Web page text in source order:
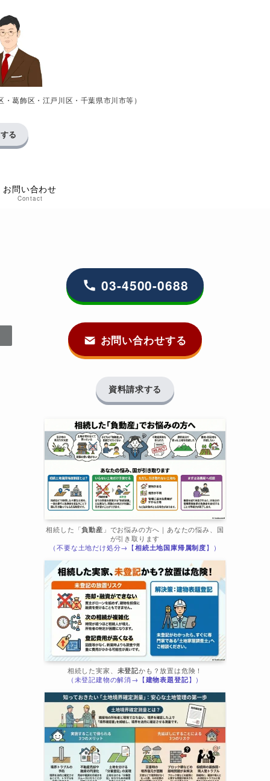
葛飾区・江戸川区・千葉県市川市等）
お問い合わせ
Contact
る
03-4500-0688
お問い合わせする
資料請求する
相続した「負動産 」でお悩みの方へ｜あなたの悩み、国
が引き取ります
（不要な土地だけ処分→【相続土地国庫帰属制度】）
相続した実家、 未登記かも？放置は危険！
（未登記建物の解消→【建物表題登記】）